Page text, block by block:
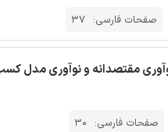
صفحات فارسی: 37
مقتصدانه و نوآوری مدل کسب
صفحات فارسی: 30